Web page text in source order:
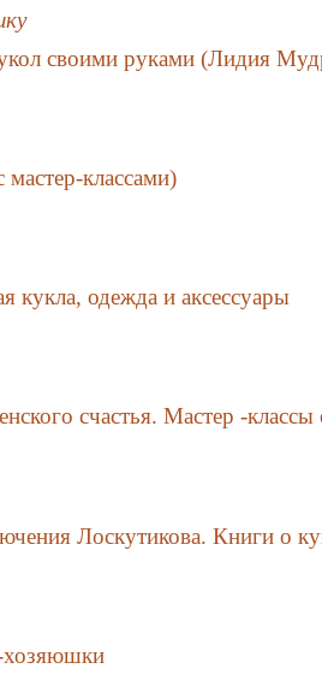
своими руками (Лидия
мастер-классами)
кукла, одежда и аксессуары
счастья. Мастер -классы
Лоскутикова. Книги о
хозяюшки